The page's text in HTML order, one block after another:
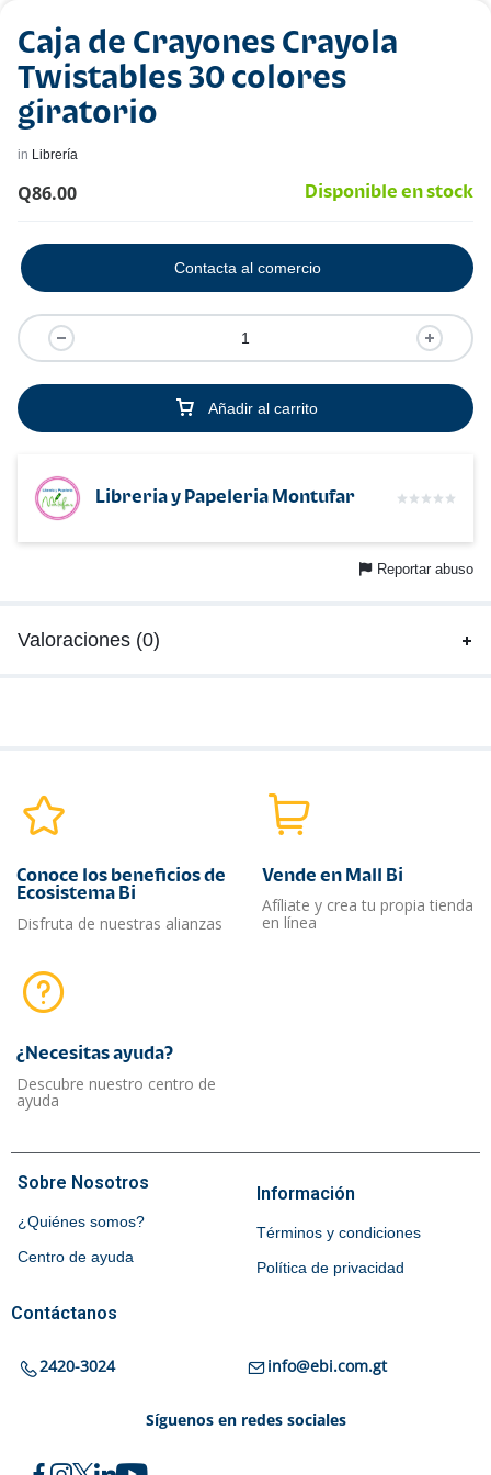
Caja de Crayones Crayola
Twistables 30 colores
giratorio
in Librería
Q86.00 Disponible en stock
Añadir al carrito
Contacta al comercio
Libreria y Papeleria Montufar
Reportar abuso
Valoraciones (0)
Conoce los beneficios de
Ecosistema Bi
Disfruta de nuestras alianzas
Vende en Mall Bi
Afíliate y crea tu propia tienda
en línea
¿Necesitas ayuda?​
Descubre nuestro centro de
ayuda
Sobre Nosotros
¿Quiénes somos?
Centro de ayuda
Información
Términos y condiciones
Política de privacidad
Contáctanos
2420-3024 info@ebi.com.gt
Síguenos en redes sociales